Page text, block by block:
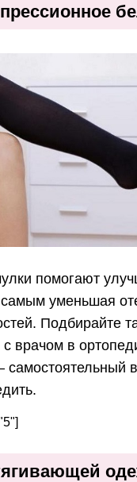
помогают
уменьшая
Подбирайте
врачом в
самостоятельный